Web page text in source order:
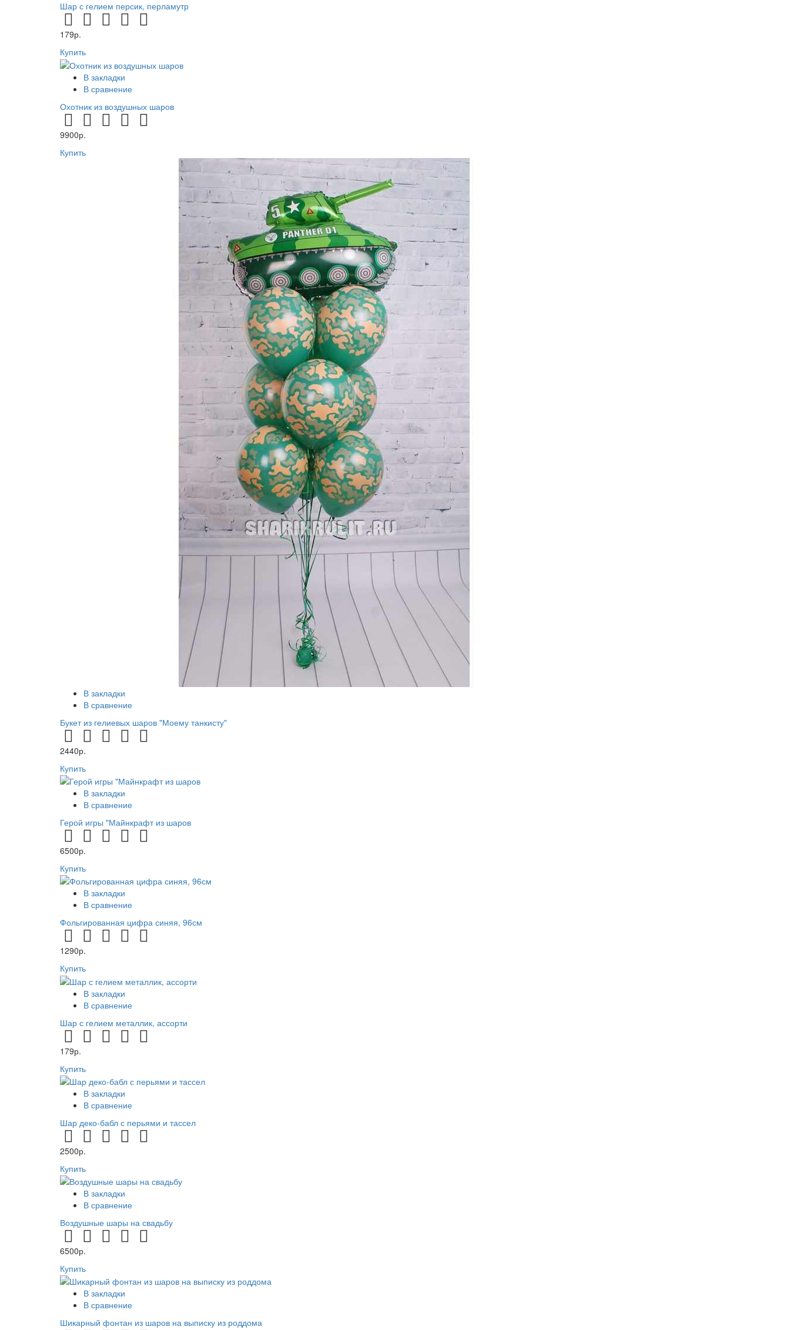
Шар с гелием персик, перламутр
179р.
Купить
В закладки
В сравнение
Охотник из воздушных шаров
9900р.
Купить
В закладки
В сравнение
Букет из гелиевых шаров "Моему танкисту"
2440р.
Купить
В закладки
В сравнение
Герой игры "Майнкрафт из шаров
6500р.
Купить
В закладки
В сравнение
Фольгированная цифра синяя, 96см
1290р.
Купить
В закладки
В сравнение
Шар с гелием металлик, ассорти
179р.
Купить
В закладки
В сравнение
Шар деко-бабл с перьями и тассел
2500р.
Купить
В закладки
В сравнение
Воздушные шары на свадьбу
6500р.
Купить
В закладки
В сравнение
Шикарный фонтан из шаров на выписку из роддома